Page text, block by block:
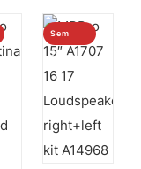
Sem
stock